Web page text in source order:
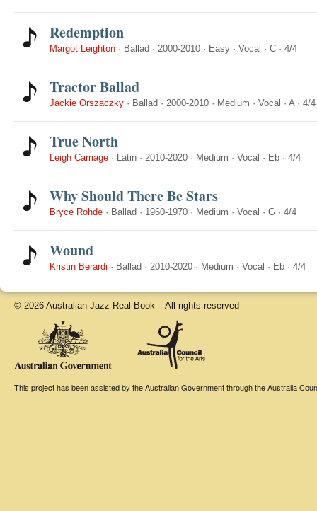
Redemption
Margot Leighton · Ballad · 2000-2010 · Easy · Vocal · C · 4/4
Tractor Ballad
Jackie Orszaczky · Ballad · 2000-2010 · Medium · Vocal · A· 4/4
True North
Leigh Carriage · Latin · 2010-2020 · Medium · Vocal · Eb · 4/4
Why Should There Be Stars
Bryce Rohde · Ballad · 1960-1970 · Medium · Vocal · G · 4/4
Wound
Kristin Berardi · Ballad · 2010-2020 · Medium · Vocal · Eb · 4/4
© 2026 Australian Jazz Real Book – All rights reserved
This project has been assisted by the Australian Government through the Australia